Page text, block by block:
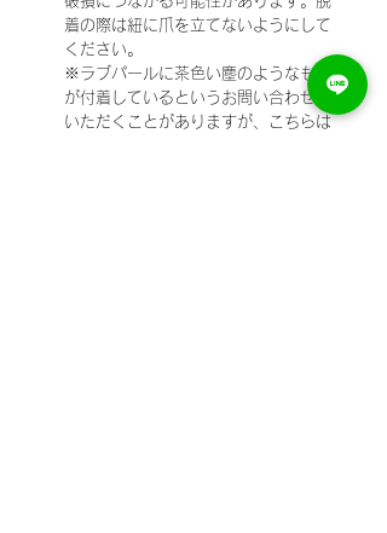
着の際は紐に爪を立てないようにして
ください。
※ラブパールに茶色い塵のようなもの
が付着しているというお問い合わせを
いただくことがありますが、こちらは